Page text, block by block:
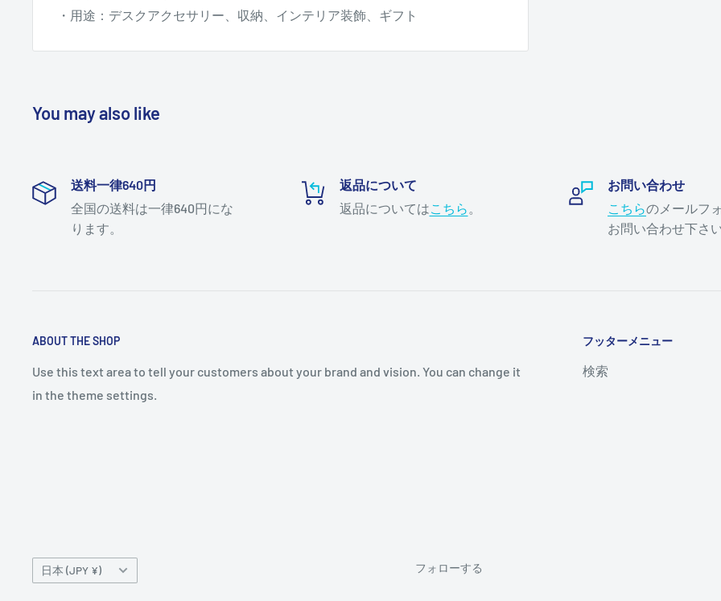
・用途：デスクアクセサリー、収納、インテリア装飾、ギフト
You may also like
送料一律640円
全国の送料は一律640円にな
ります。
返品について
返品については こちら
お問い合わせ
こちらのメールフ
お問い合わせ下さ
ABOUT THE SHOP
Use this text area to tell your customers about your brand and vision. You can change it
in the theme settings.
フッターメニュー
検索
国/
地
日本 (JPY ¥) フォローする